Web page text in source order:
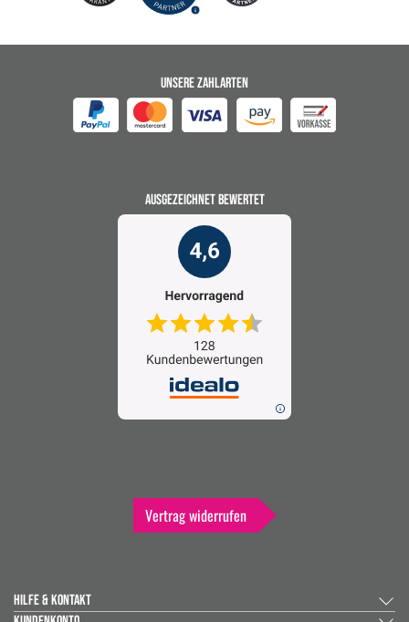
UNSERE ZAHLARTEN
AUSGEZEICHNET BEWERTET
Vertrag widerrufen
HILFE & KONTAKT